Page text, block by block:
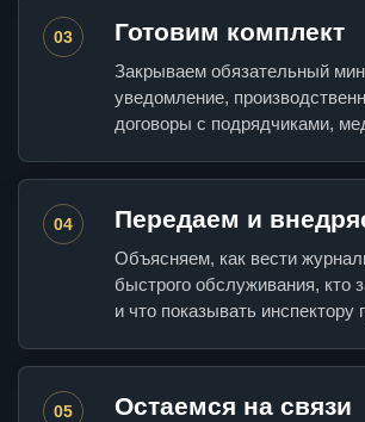
03 Готовим комплект
Закрываем обязательный
уведомление,
договоры с подрядчиками,
04 Передаем и
Объясняем, как вести
быстрого обслуживания, кто
и что показывать инспектору
05 Остаемся на связи